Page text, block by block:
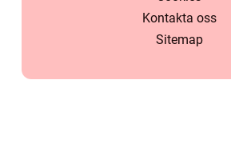
Kontakta oss
Sitemap